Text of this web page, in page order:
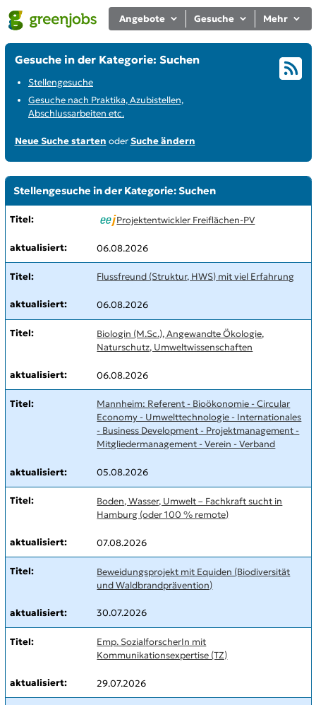
Angebote Gesuche Mehr
Gesuche in der Kategorie: Suchen
Stellengesuche
Gesuche nach Praktika, Azubistellen,
Abschlussarbeiten etc.
Neue Suche starten oderSuche ändern
Stellengesuche in der Kategorie: Suchen
Projektentwickler Freiflächen-PV
06.08.2026
Flussfreund (Struktur, HWS) mit viel Erfahrung
06.08.2026
Biologin (M.Sc.), Angewandte Ökologie,
Naturschutz, Umweltwissenschaften
06.08.2026
Mannheim: Referent - Bioökonomie - Circular
Economy - Umwelttechnologie - Internationales
- Business Development - Projektmanagement -
Mitgliedermanagement - Verein - Verband
05.08.2026
Boden, Wasser, Umwelt – Fachkraft sucht in
Hamburg (oder 100 % remote)
07.08.2026
Beweidungsprojekt mit Equiden (Biodiversität
und Waldbrandprävention)
30.07.2026
Emp. SozialforscherIn mit
Kommunikationsexpertise (TZ)
29.07.2026